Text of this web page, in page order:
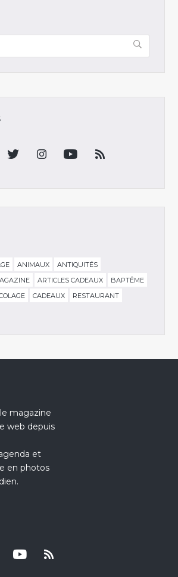
ANIMAUX
ANTIQUITÉS
ARTICLES CADEAUX
BAPTÊME
CADEAUX
RESTAURANT
magazine
web depuis
et
en photos